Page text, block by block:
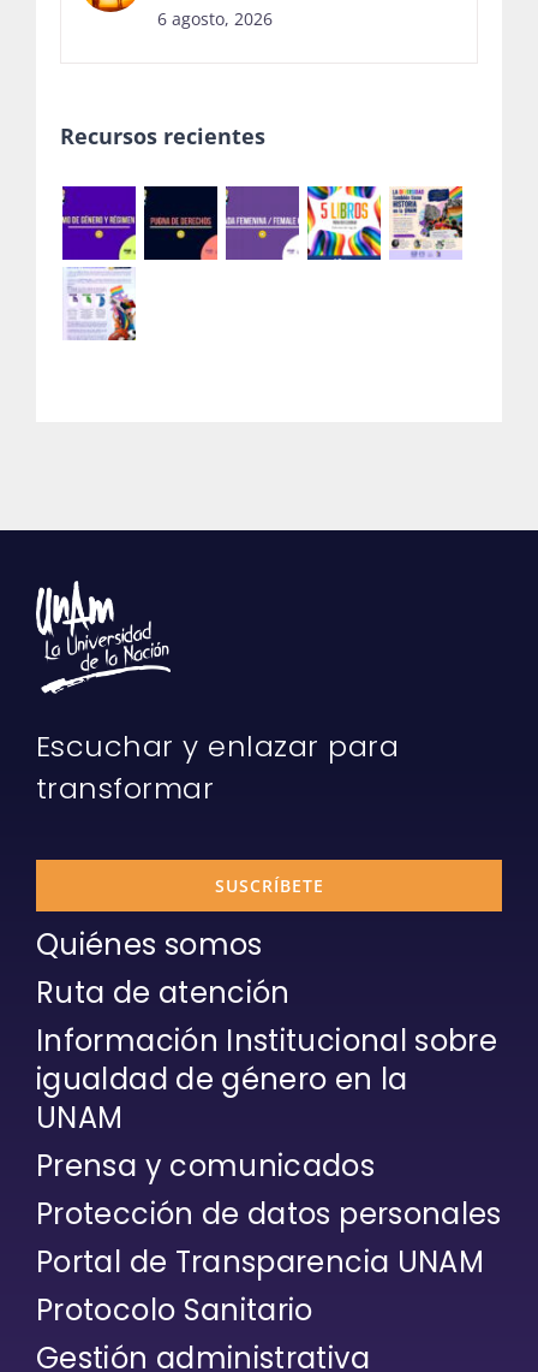
6 agosto, 2026
Recursos recientes
Escuchar y enlazar para
transformar
SUSCRÍBETE
Quiénes somos
Ruta de atención
Información Institucional sobre
igualdad de género en la
UNAM
Prensa y comunicados
Protección de datos personales
Portal de Transparencia UNAM
Protocolo Sanitario
Gestión administrativa